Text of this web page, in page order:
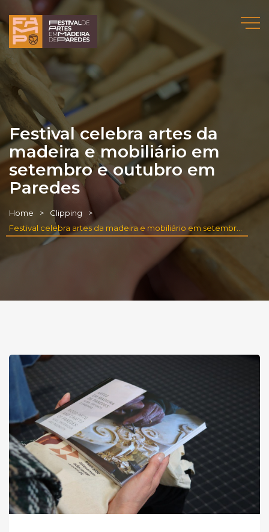
Festival celebra artes da
madeira e mobiliário em
setembro e outubro em
Paredes
Home
Clipping